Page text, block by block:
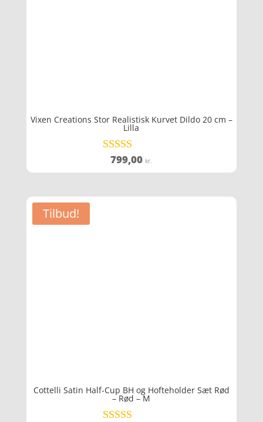
Vixen Creations Stor Realistisk Kurvet Dildo 20 cm –
Lilla
Vurderet
4.5
799,00 kr.
Tilbud!
Cottelli Satin Half-Cup BH og Hofteholder Sæt Rød
– Rød – M